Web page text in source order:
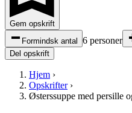
Gem opskrift
Formindsk antal
6 personer
Del opskrift
Hjem ›
Opskrifter›
Østerssuppe med persille